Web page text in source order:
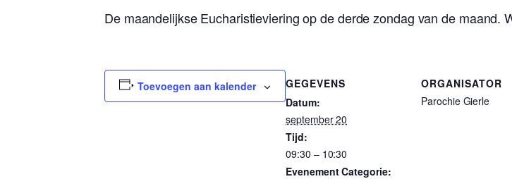
De maandelijkse Eucharistieviering op de derde zondag van de maand.
Toevoegen aan kalender
GEGEVENS
Datum:
september 20
Tijd:
09:30 – 10:30
Evenement Categorie:
ORGANISATOR
Parochie Gierle